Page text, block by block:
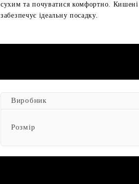
сухим та почуватися комфортно.
забезпечує ідеальну посадку.
Виробник
Розмір